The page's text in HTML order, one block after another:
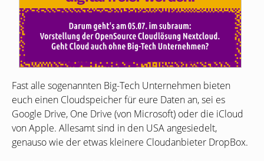
Fast alle sogenannten Big-Tech Unternehmen bieten
euch einen Cloudspeicher für eure Daten an, sei es
Google Drive, One Drive (von Microsoft) oder die iCloud
von Apple. Allesamt sind in den USAangesiedelt,
genauso wie der etwas kleinere Cloudanbieter DropBox.